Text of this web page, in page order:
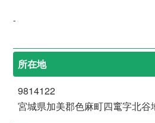
-
所在地
9814122
宮城県加美郡色麻町四竃字北谷